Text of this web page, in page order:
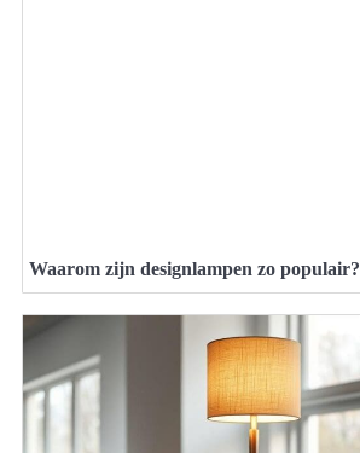
Waarom zijn designlampen zo populair?